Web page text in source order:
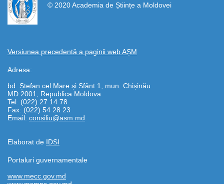
© 2020 Academia de Științe a Moldovei
Versiunea precedentă a paginii web AȘM
Adresa:
bd. Ștefan cel Mare și Sfânt 1, mun. Chișinău
MD 2001, Republica Moldova
Tel: (022) 27 14 78
Fax: (022) 54 28 23
Email: consiliu@asm.md
Elaborat de IDSI
Portaluri guvernamentale
www.mecc.gov.md